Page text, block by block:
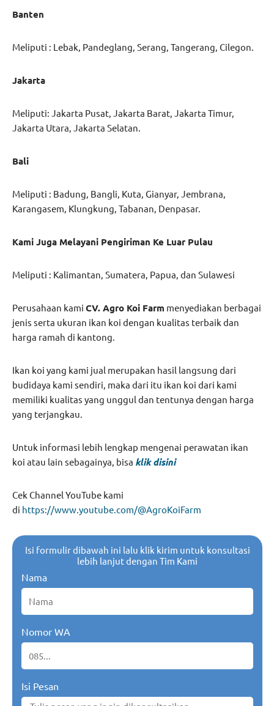
Banten
Meliputi : Lebak, Pandeglang, Serang, Tangerang, Cilegon.
Jakarta
Meliputi: Jakarta Pusat, Jakarta Barat, Jakarta Timur,
Jakarta Utara, Jakarta Selatan.
Bali
Meliputi : Badung, Bangli, Kuta, Gianyar, Jembrana,
Karangasem, Klungkung, Tabanan, Denpasar.
Kami Juga Melayani Pengiriman Ke Luar Pulau
Meliputi : Kalimantan, Sumatera, Papua, dan Sulawesi
Perusahaan kami CV. Agro Koi Farm menyediakan berbagai
jenis serta ukuran ikan koi dengan kualitas terbaik dan
harga ramah di kantong.
Ikan koi yang kami jual merupakan hasil langsung dari
budidaya kami sendiri, maka dari itu ikan koi dari kami
memiliki kualitas yang unggul dan tentunya dengan harga
yang terjangkau.
Untuk informasi lebih lengkap mengenai perawatan ikan
koi atau lain sebagainya, bisa klik disini
Cek Channel YouTube kami
di https://www.youtube.com/@AgroKoiFarm
Isi formulir dibawah ini lalu klik kirim untuk konsultasi
lebih lanjut dengan Tim Kami
Nama
Nomor WA
Isi Pesan